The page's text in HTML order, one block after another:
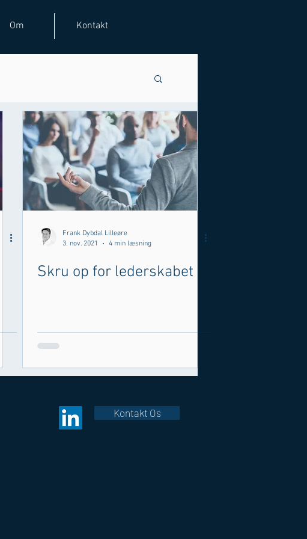
Om Kontakt
Frank Dybdal Lilleøre
3. nov. 2021
4 min læsning
Skru op for lederskabet
Kontakt Os